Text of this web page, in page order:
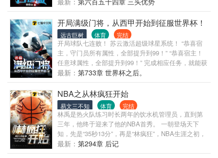
滴滴，让人生起保护欲的声音，EDG众人陷入狂喜。
“这局稳了，没有人能在苏白犯中二病的时候击败
他！！” 【书友群：478170061】
场。 “叮咚！” “神级名场面系统加载成功，竭诚为您服
务。” 从此，LOL的比赛场上多了一位独特的选手。 只
因，他主打的就是一手名场面量产。
开局满级门将，从西甲开始到征服世界杯！
远古巨树 体育 完结
开局球队七连败！ 苏云激活超级球星系统！ “恭喜宿
主，守门员所有属性，全部提升到99！” “恭喜宿主！
任意球属性，全部提升到99！” 完成相应任务，就能获
得能力点数。 看苏云如何分配点数，成为最全能守门
员，征服五大联赛，称霸世界足坛！ C罗、梅西：“我
的梦想，就是能攻破苏云把守的大门！” 卡西利亚斯、
布冯、诺伊尔：“耻辱啊！为什么每次遇到苏云都会被
进一个球？” 欧洲足球先生！亚洲足球先生！国际足联
金球奖！世界最佳阵容！ 西甲冠军！英超冠军！德甲
冠军！意甲冠军！法甲冠军！欧冠冠军！ “我！苏云！
将会成为地表最强的守门员！”
最新： 第733章 世界杯之后。
NBA之从林疯狂开始
易文三不知 体育 完结
林禹是热火队练习时长两年的饮水机管理员，直到第
三年，他终于迎来了他的NBA首秀。 一朝登场天下
知，先是“35秒13分”，再是“林疯狂”，NBA生涯之初，
他就创下了种种神迹。 而他征服NBA的星辰大海，也
才刚刚开始。
最新： 第294章 后记